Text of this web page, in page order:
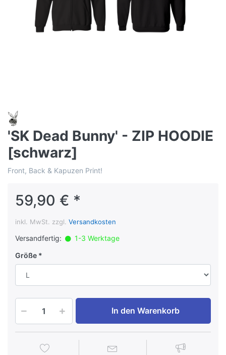
'SK Dead Bunny' - ZIP HOODIE
[schwarz]
Front, Back & Kapuzen Print!
59,90 € *
inkl. MwSt. zzgl. Versandkosten
Versandfertig:
1-3 Werktage
Größe
In den Warenkorb